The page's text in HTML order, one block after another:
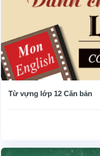
Từ vựng lớp 12 Căn bản